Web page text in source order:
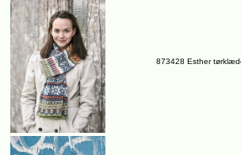
873428 Esther